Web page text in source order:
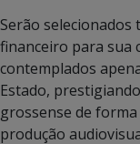
Serão
financeiro para sua
contemplados
Estado,
grossense de
produção